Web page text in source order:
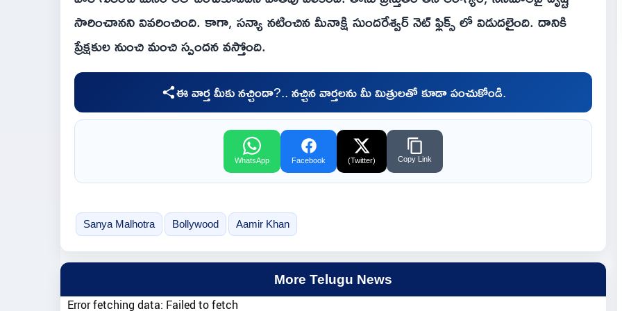
సారించాన‌ని వివ‌రించింది. కాగా, స‌న్యా న‌టించిన‌ మీనాక్షి సుందరేశ్వర్ నెట్ ఫ్లిక్స్ లో విడుదలైంది. దానికి
ప్రేక్ష‌కుల నుంచి మంచి స్పందన వ‌స్తోంది.
ఈ వార్త మీకు నచ్చిందా?.. నచ్చిన వార్తలను మీ మిత్రులతో కూడా పంచుకోండి.
WhatsApp Facebook (Twitter) Copy Link
Sanya Malhotra Bollywood Aamir Khan
More Telugu News
Error fetching data: Failed to fetch